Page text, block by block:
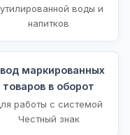
воды и
напитков
маркированных
товаров в оборот
работы с системой
Честный знак